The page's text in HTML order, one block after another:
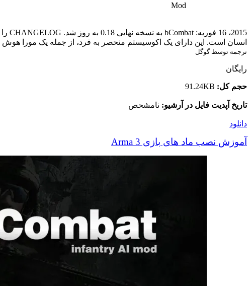
Mod
انسان است. این دارای یک اکوسیستم منحصر به فرد، از جمله یک مورا
ترجمه توسط گوگل
رایگان
حجم کل: 91.24KB
تاریخ آپدیت فایل در آرشیو: نامشحص
دانلود
آموزش نصب ماد های بازی Arma 3